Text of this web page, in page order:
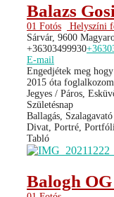
Balazs
01 Fotós
Helyszíni
Sárvár, 9600
+36303499930
E-mail
Engedjétek meg
2015 óta
Jegyes / Páros,
Születésnap
Ballagás, Szalagavató
Divat, Portré,
Tabló
Balogh